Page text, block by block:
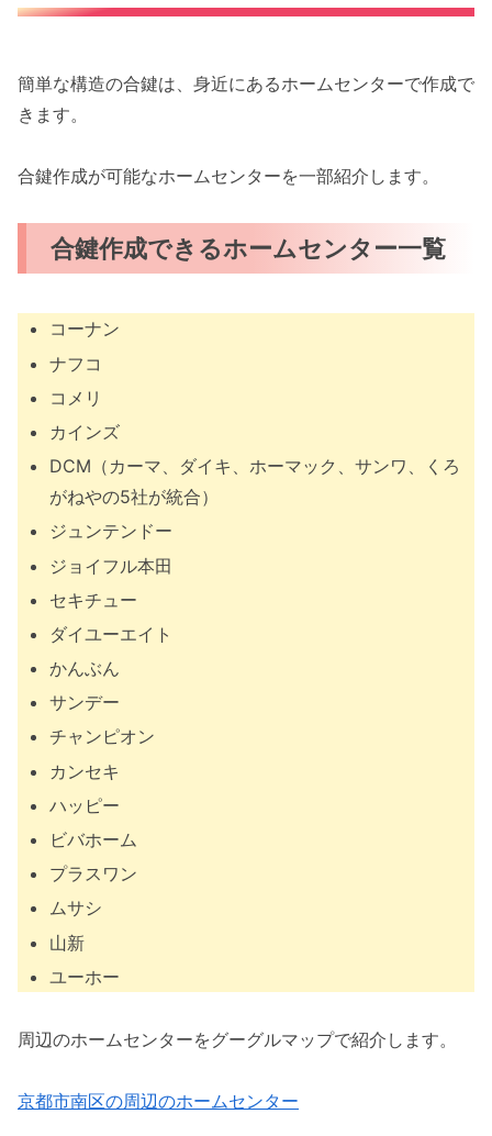
簡単な構造の合鍵は、身近にあるホームセンターで作成で
きます。
合鍵作成が可能なホームセンターを一部紹介します。
合鍵作成できるホームセンター一覧
コーナン
ナフコ
コメリ
カインズ
DCM（カーマ、ダイキ、ホーマック、サンワ、くろ
がねやの5社が統合）
ジュンテンドー
ジョイフル本田
セキチュー
ダイユーエイト
かんぶん
サンデー
チャンピオン
カンセキ
ハッピー
ビバホーム
プラスワン
ムサシ
山新
ユーホー
周辺のホームセンターをグーグルマップで紹介します。
京都市南区の周辺のホームセンター